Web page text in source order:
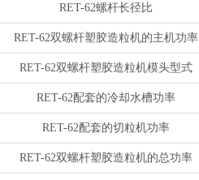
RET-62螺杆长径比
RET-62双螺杆塑胶造粒机的主机功率
RET-62双螺杆塑胶造粒机模头型式
RET-62配套的冷却水槽功率
RET-62配套的切粒机功率
RET-62双螺杆塑胶造粒机的总功率